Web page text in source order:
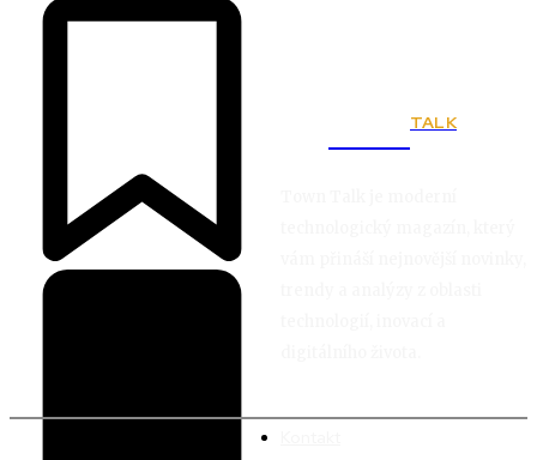
TALK